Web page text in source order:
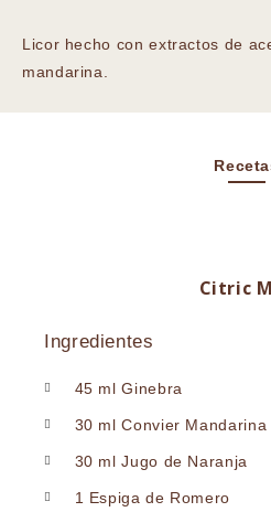
Licor hecho con extractos de
mandarina.
Citric
Ingredientes
45 ml Ginebra
30 ml Convier Mandarina
30 ml Jugo de Naranja
1 Espiga de Romero